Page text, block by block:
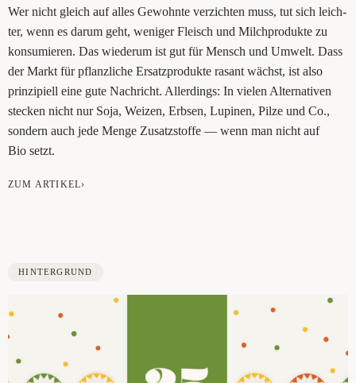
Wer nicht gleich auf alles Gewohn­te ver­zich­ten muss, tut sich leich­
ter, wenn es dar­um geht, weni­ger Fleisch und Milch­pro­duk­te zu
kon­su­mie­ren. Das wie­der­um ist gut für Mensch und Umwelt. Dass
der Markt für pflanz­li­che Ersatz­pro­duk­te rasant wächst, ist also
prin­zi­pi­ell eine gute Nach­richt. Aller­dings: In vie­len Alter­na­ti­ven
ste­cken nicht nur Soja, Wei­zen, Erb­sen, Lupi­nen, Pil­ze und Co.,
son­dern auch jede Men­ge Zusatz­stof­fe — wenn man nicht auf
Bio setzt.
ZUM ARTIKEL›
HINTERGRUND